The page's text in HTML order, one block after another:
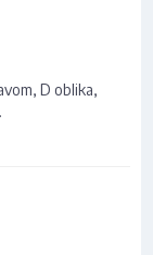
D oblika,